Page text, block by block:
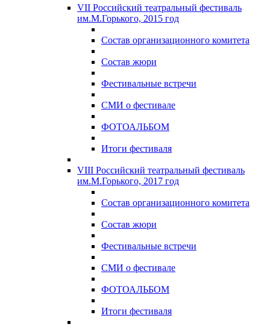
VII Российский театральный фестиваль
им.М.Горького, 2015 год
Состав организационного комитета
Состав жюри
Фестивальные встречи
СМИ о фестивале
ФОТОАЛЬБОМ
Итоги фестиваля
VIII Российский театральный фестиваль
им.М.Горького, 2017 год
Состав организационного комитета
Состав жюри
Фестивальные встречи
СМИ о фестивале
ФОТОАЛЬБОМ
Итоги фестиваля